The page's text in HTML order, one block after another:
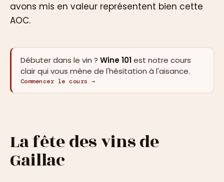
avons mis en valeur représentent bien cette
AOC.
Débuter dans le vin ? Wine 101est notre cours
clair qui vous mène de l'hésitation à l'aisance.
Commencer le cours →
La fête des vins de
Gaillac